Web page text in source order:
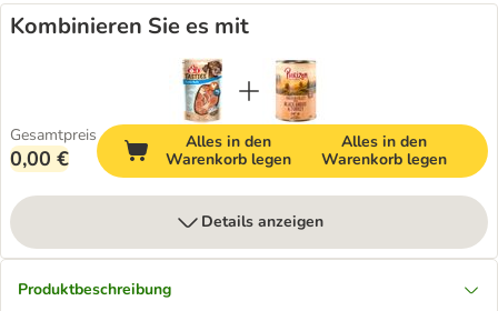
Kombinieren Sie es mit
Gesamtpreis
0,00 €
Alles in den
Warenkorb legen
Alles in den
Warenkorb legen
Details anzeigen
Produktbeschreibung